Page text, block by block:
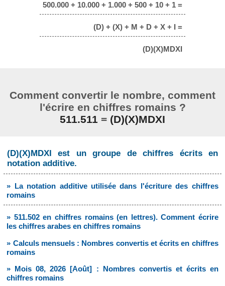
500.000 + 10.000 + 1.000 + 500 + 10 + 1 =
(D) + (X) + M + D + X + I =
(D)(X)MDXI
Comment convertir le nombre, comment
l'écrire en chiffres romains ?
511.511 = (D)(X)MDXI
(D)(X)MDXI est un groupe de chiffres écrits en
notation additive.
» La notation additive utilisée dans l'écriture des chiffres
romains
» 511.502 en chiffres romains (en lettres). Comment écrire
les chiffres arabes en chiffres romains
» Calculs mensuels : Nombres convertis et écrits en chiffres
romains
» Mois 08, 2026 [Août] : Nombres convertis et écrits en
chiffres romains